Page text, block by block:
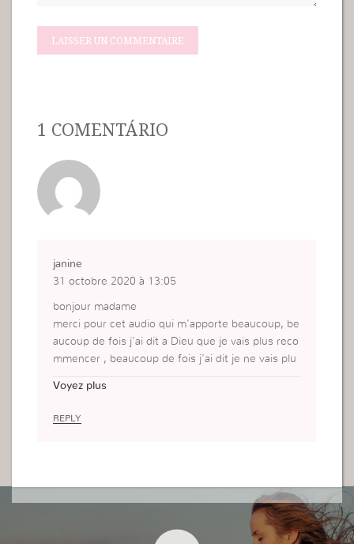
1 COMENTÁRIO
janine
31 octobre 2020 à 13:05
bonjour madame
merci pour cet audio qui m’apporte beaucoup, be
aucoup de fois j’ai dit a Dieu que je vais plus reco
mmencer , beaucoup de fois j’ai dit je ne vais plu
e suis retrouvée a refaire les mêmes choses et q
Voyez plus
REPLY